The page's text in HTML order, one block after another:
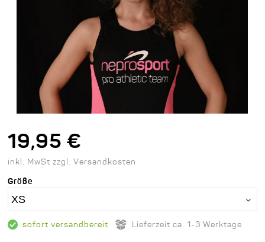
19,95 €
inkl. MwSt zzgl. Versandkosten
Größe
sofort versandbereit Lieferzeit ca. 1-3 Werktage